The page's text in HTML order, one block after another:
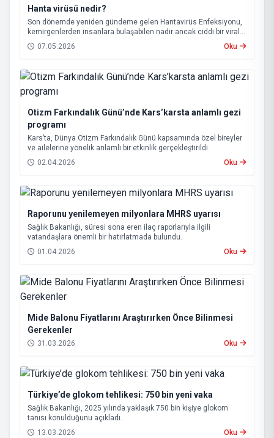
Hanta virüsü nedir?
Son dönemde yeniden gündeme gelen Hantavirüs Enfeksiyonu,
kemirgenlerden insanlara bulaşabilen nadir ancak ciddi bir viral
hastalık olarak biliniyor.
07.05.2026 Oku
Otizm Farkındalık Günü’nde Kars’karsta anlamlı gezi
programı
Kars’ta, Dünya Otizm Farkındalık Günü kapsamında özel bireyler
ve ailelerine yönelik anlamlı bir etkinlik gerçekleştirildi.
02.04.2026
Oku
Raporunu yenilemeyen milyonlara MHRS uyarısı
Sağlık Bakanlığı, süresi sona eren ilaç raporlarıyla ilgili
vatandaşlara önemli bir hatırlatmada bulundu.
01.04.2026
Oku
Mide Balonu Fiyatlarını Araştırırken Önce Bilinmesi
Gerekenler
31.03.2026 Oku
Türkiye’de glokom tehlikesi: 750 bin yeni vaka
Sağlık Bakanlığı, 2025 yılında yaklaşık 750 bin kişiye glokom
tanısı konulduğunu açıkladı.
13.03.2026
Oku